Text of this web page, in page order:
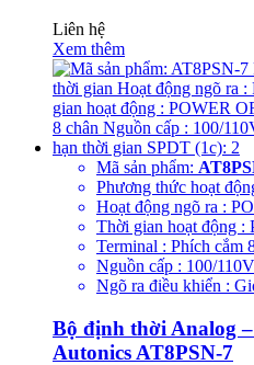
Liên hệ
Xem thêm
Mã sản phẩm:
Phương thức hoạt
Hoạt động ngõ ra :
Thời gian hoạt động
Terminal : Phích cắm
Nguồn cấp : 100/
Ngõ ra điều khiển :
Bộ định thời Analog
Autonics AT8PSN-7